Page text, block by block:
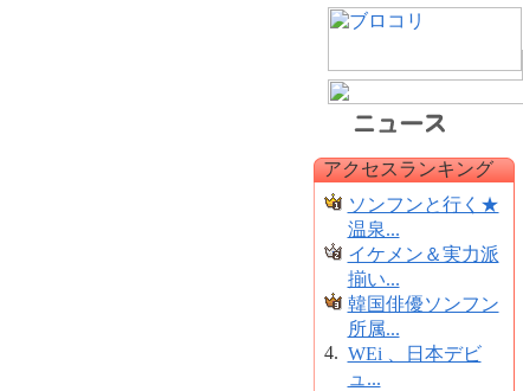
アクセスランキング
ソンフンと行く★
温泉...
イケメン＆実力派
揃い...
韓国俳優ソンフン
所属...
4. WEi 、日本デビ
ュ...